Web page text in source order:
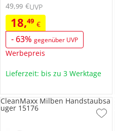
18,49 €
-63% gegenüber UVP
Werbepreis
49,99 €UVP
Lieferzeit: bis zu 3 Werktage
CleanMaxx Milben Handstaubsa
uger 15176